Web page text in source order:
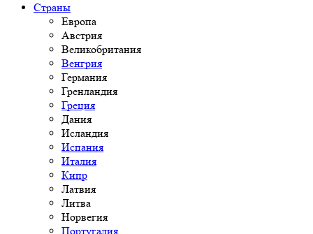
Страны
Европа
Австрия
Великобритания
Венгрия
Германия
Гренландия
Греция
Дания
Исландия
Испания
Италия
Кипр
Латвия
Литва
Норвегия
Португалия